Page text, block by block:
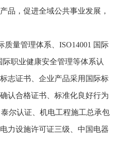
品，促进全域公共事业发展，
量管理体系、ISO14001 国际
际职业健康安全管理等体系认
志证书、企业产品采用国际标
认合格证书、标准化良好行为
尔认证、机电工程施工总承包
力设施许可证三级、中国电器